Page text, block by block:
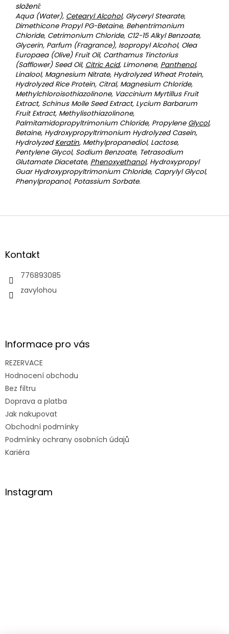
složení:
Aqua (Water), Cetearyl Alcohol, Glyceryl Stearate,
Dimethicone Propyl PG-Betaine, Behentrimonium
Chloride, Cetrimonium Chloride, C12-15 Alkyl Benzoate,
Glycerin, Parfum (Fragrance), Isopropyl Alcohol, Olea
Europaea (Olive) Fruit Oil, Carthamus Tinctorius
(Safflower) Seed Oil, Citric Acid, Limonene, Panthenol,
Linalool, Magnesium Nitrate, Hydrolyzed Wheat Protein,
Hydrolyzed Rice Protein, Citral, Magnesium Chloride,
Methylchloroisothiazolinone, Vaccinium Myrtillus Fruit
Extract, Schinus Molle Seed Extract, Lycium Barbarum
Fruit Extract, Methylisothiazolinone,
Palmitamidopropyltrimonium Chloride, Propylene Glycol,
Betaine, Hydroxypropyltrimonium Hydrolyzed Casein,
HydrolyzedKeratin, Methylpropanediol, Lactose,
Pentylene Glycol, Sodium Benzoate, Tetrasodium
Glutamate Diacetate, Phenoxyethanol, Hydroxypropyl
Guar Hydroxypropyltrimonium Chloride, Caprylyl Glycol,
Phenylpropanol, Potassium Sorbate.
Z
aKontakt
776893085
zavylohou
Informace pro vás
REZERVACE
Hodnocení obchodu
Bez filtru
Doprava a platba
Jak nakupovat
Obchodní podmínky
Podmínky ochrany osobních údajů
Kariéra
Instagram